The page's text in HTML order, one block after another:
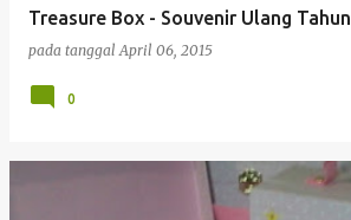
Treasure Box - Souvenir Ulang Tahun
pada tanggalApril 06, 2015
0